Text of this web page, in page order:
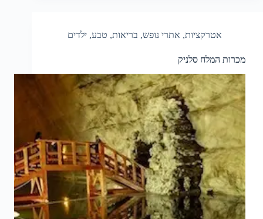
אטרקציות, אתרי נופש, בריאות, טבע, ילדים
מכרות המלח סלניק